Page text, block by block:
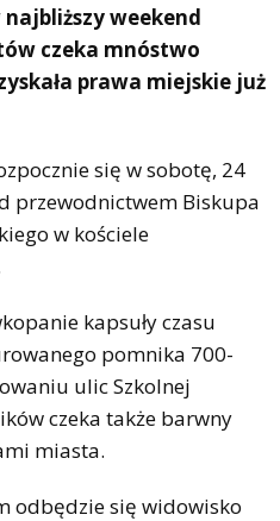
weekend
czeka mnóstwo
prawa miejskie już
się w sobotę, 24
przewodnictwem Biskupa
w kościele
kapsuły czasu
pomnika 700-
ulic Szkolnej
czeka także barwny
miasta.
odbędzie się widowisko